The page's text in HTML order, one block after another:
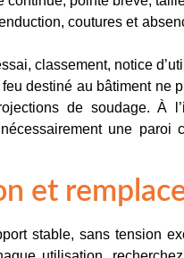
coutures et
classement, notice
destiné au bâtiment ne
de soudage. À
une paroi
et
stable, sans tension